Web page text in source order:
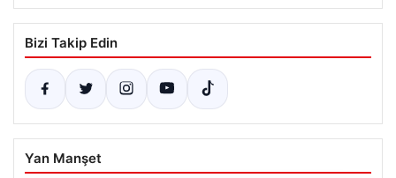
Bizi Takip Edin
Yan Manşet